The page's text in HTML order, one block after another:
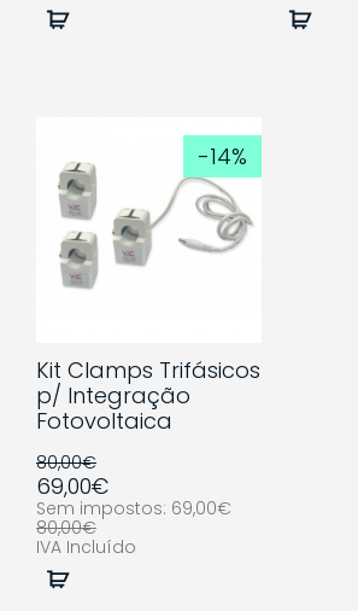
Comprar
-14%
Kit Clamps Trifásicos
p/ Integração
Fotovoltaica
80,00€
69,00€
Sem impostos: 69,00€
80,00€
IVA Incluído
Comprar